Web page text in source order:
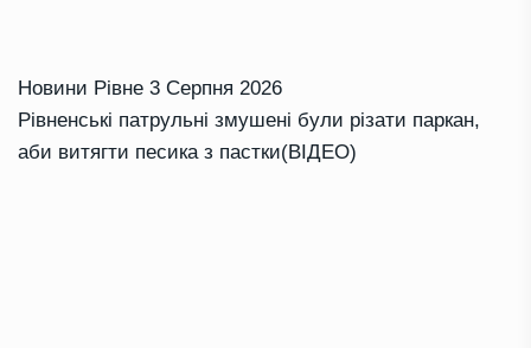
Новини Рівне 3 Серпня 2026
Рівненські патрульні змушені були різати паркан,
аби витягти песика з пастки(ВІДЕО)